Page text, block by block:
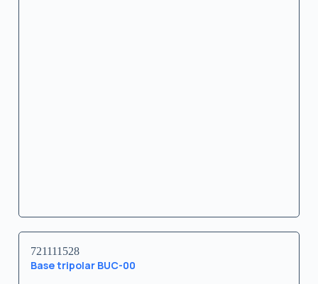
721111528
Base tripolar BUC-00